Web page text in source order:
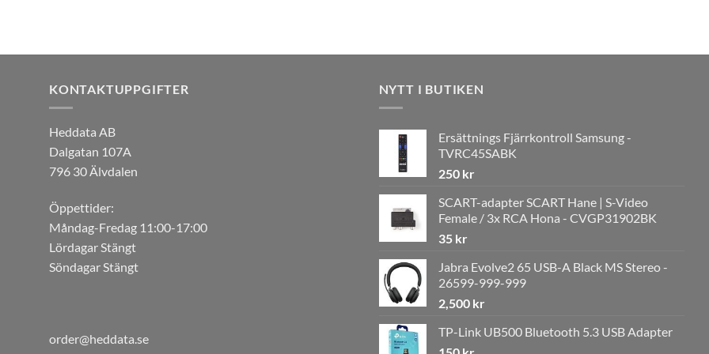
KONTAKTUPPGIFTER
Heddata AB
Dalgatan 107A
796 30 Älvdalen
Öppettider:
Måndag-Fredag 11:00-17:00
Lördagar Stängt
Söndagar Stängt
order@heddata.se
NYTT I BUTIKEN
Ersättnings Fjärrkontroll Samsung -
TVRC45SABK
250 kr
SCART-adapter SCART Hane | S-Video
Female / 3x RCA Hona - CVGP31902BK
35 kr
Jabra Evolve2 65 USB-A Black MS Stereo -
26599-999-999
2,500 kr
TP-Link UB500 Bluetooth 5.3 USB Adapter